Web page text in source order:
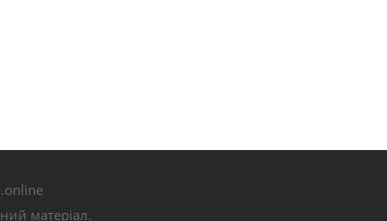
матеріал.